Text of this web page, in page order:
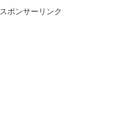
スポンサーリンク